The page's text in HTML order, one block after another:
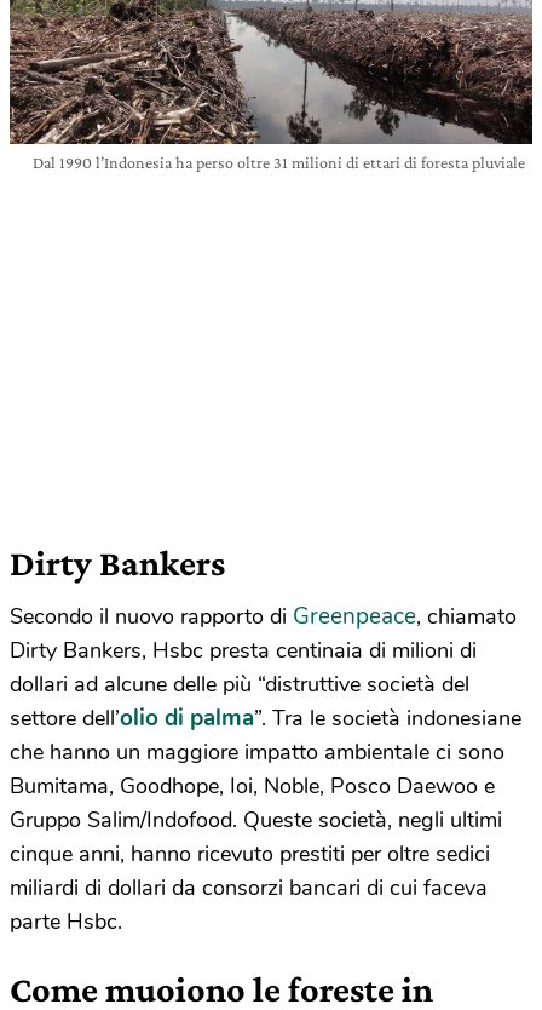
Dal 1990 l’Indonesia ha perso oltre 31 milioni di ettari di foresta pluviale
Dirty Bankers
Secondo il nuovo rapporto di Greenpeace, chiamato
Dirty Bankers, Hsbc presta centinaia di milioni di
dollari ad alcune delle più “distruttive società del
settore dell’olio di palma”. Tra le società indonesiane
che hanno un maggiore impatto ambientale ci sono
Bumitama, Goodhope, Ioi, Noble, Posco Daewoo e
Gruppo Salim/Indofood. Queste società, negli ultimi
cinque anni, hanno ricevuto prestiti per oltre sedici
miliardi di dollari da consorzi bancari di cui faceva
parte Hsbc.
Come muoiono le foreste in